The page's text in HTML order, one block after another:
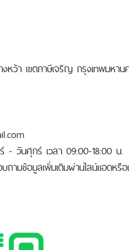
หว้า เขตภาษีเจริญ กรุงเทพมหาน
- วันศุกร์ เวลา 09:00-18:00 น.
ามข้อมูลเพิ่มเติมผ่านไลน์แอดหรือ